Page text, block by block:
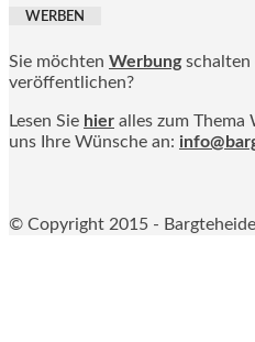
WERBEN
Sie möchten Werbung
veröffentlichen?
Lesen Sie hier alles zum Thema
uns Ihre Wünsche an:
© Copyright 2015 - Bargteheide